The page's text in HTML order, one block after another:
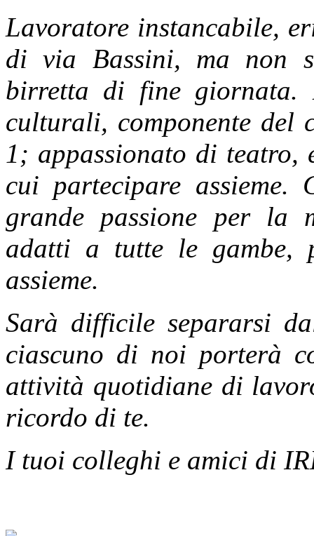
Lavoratore instancabile,
di via Bassini, ma non
birretta di fine giornata.
culturali, componente del
1; appassionato di
cui partecipare assieme.
grande passione per la
adatti a tutte le gambe,
assieme.
Sarà difficile separarsi
ciascuno di noi porterà
attività quotidiane di
ricordo di te.
I tuoi colleghi e amici di